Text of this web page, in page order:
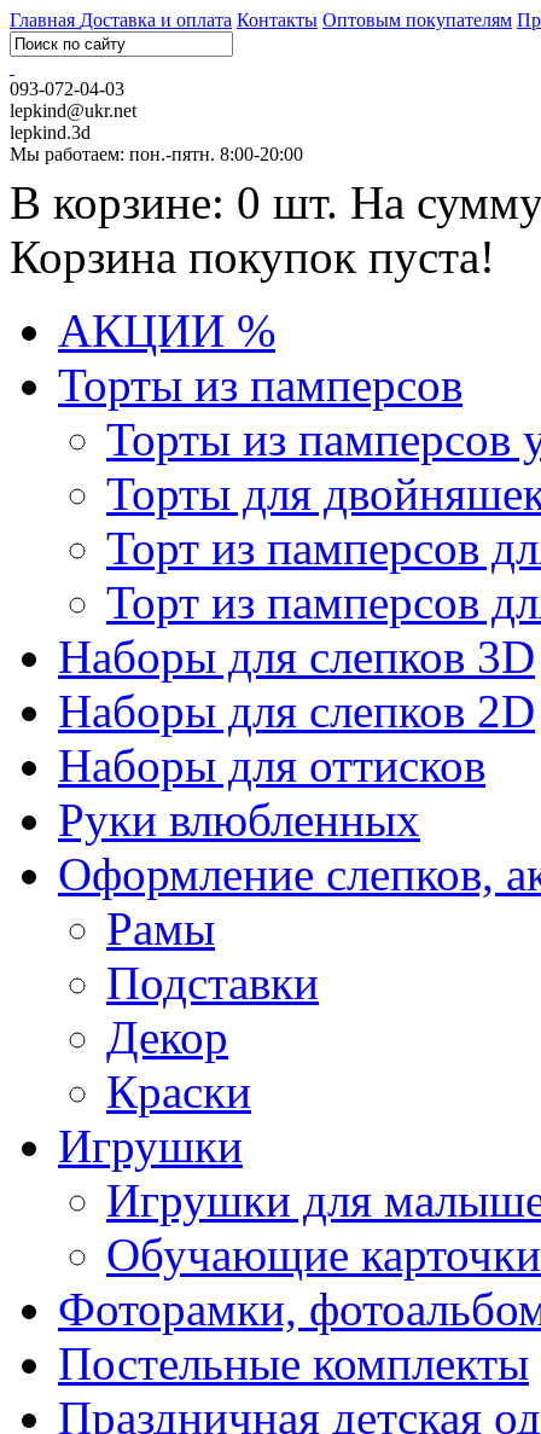
Главная Доставка и оплата Контакты Оптовым покупателям
093-072-04-03
lepkind@ukr.net
lepkind.3d
Мы работаем: пон.-пятн. 8:00-20:00
В корзине: 0 шт. На
Корзина покупок пуста!
АКЦИИ %
Торты из памперсов
Торты из памперсов
Торты для
Торт из памперсов
Торт из памперсов
Наборы для слепков 3D
Наборы для слепков 2D
Наборы для оттисков
Руки влюбленных
Оформление слепков,
Рамы
Подставки
Декор
Краски
Игрушки
Игрушки для
Обучающие карточки
Фоторамки,
Постельные комплекты
Праздничная детская